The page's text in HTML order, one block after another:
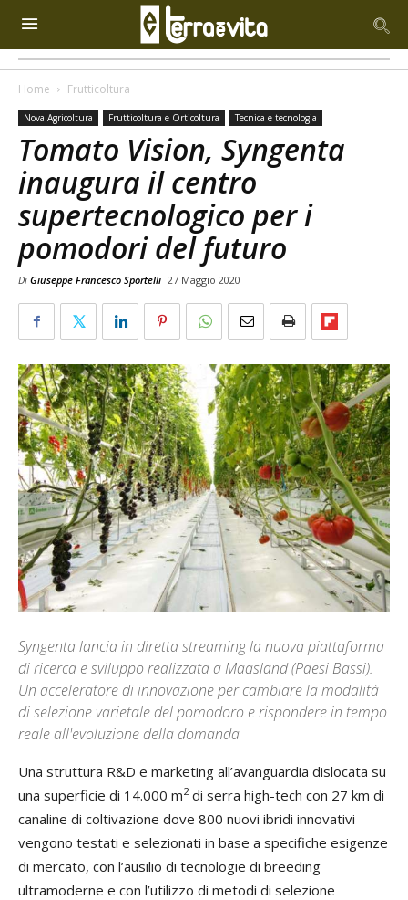
Home Frutticoltura
Nova Agricoltura Frutticoltura e Orticoltura Tecnica e tecnologia
Tomato Vision, Syngenta
inaugura il centro
supertecnologico per i
pomodori del futuro
Di Giuseppe Francesco Sportelli 27 Maggio 2020
Syngenta lancia in diretta streaming la nuova piattaforma
di ricerca e sviluppo realizzata a Maasland (Paesi Bassi).
Un acceleratore di innovazione per cambiare la modalità
di selezione varietale del pomodoro e rispondere in tempo
reale all'evoluzione della domanda
Una struttura R&D e marketing all’avanguardia dislocata su
una superficie di 14.000 m2di serra high-tech con 27 km di
canaline di coltivazione dove 800 nuovi ibridi innovativi
vengono testati e selezionati in base a specifiche esigenze
di mercato, con l’ausilio di tecnologie di breeding
ultramoderne e con l’utilizzo di metodi di selezione